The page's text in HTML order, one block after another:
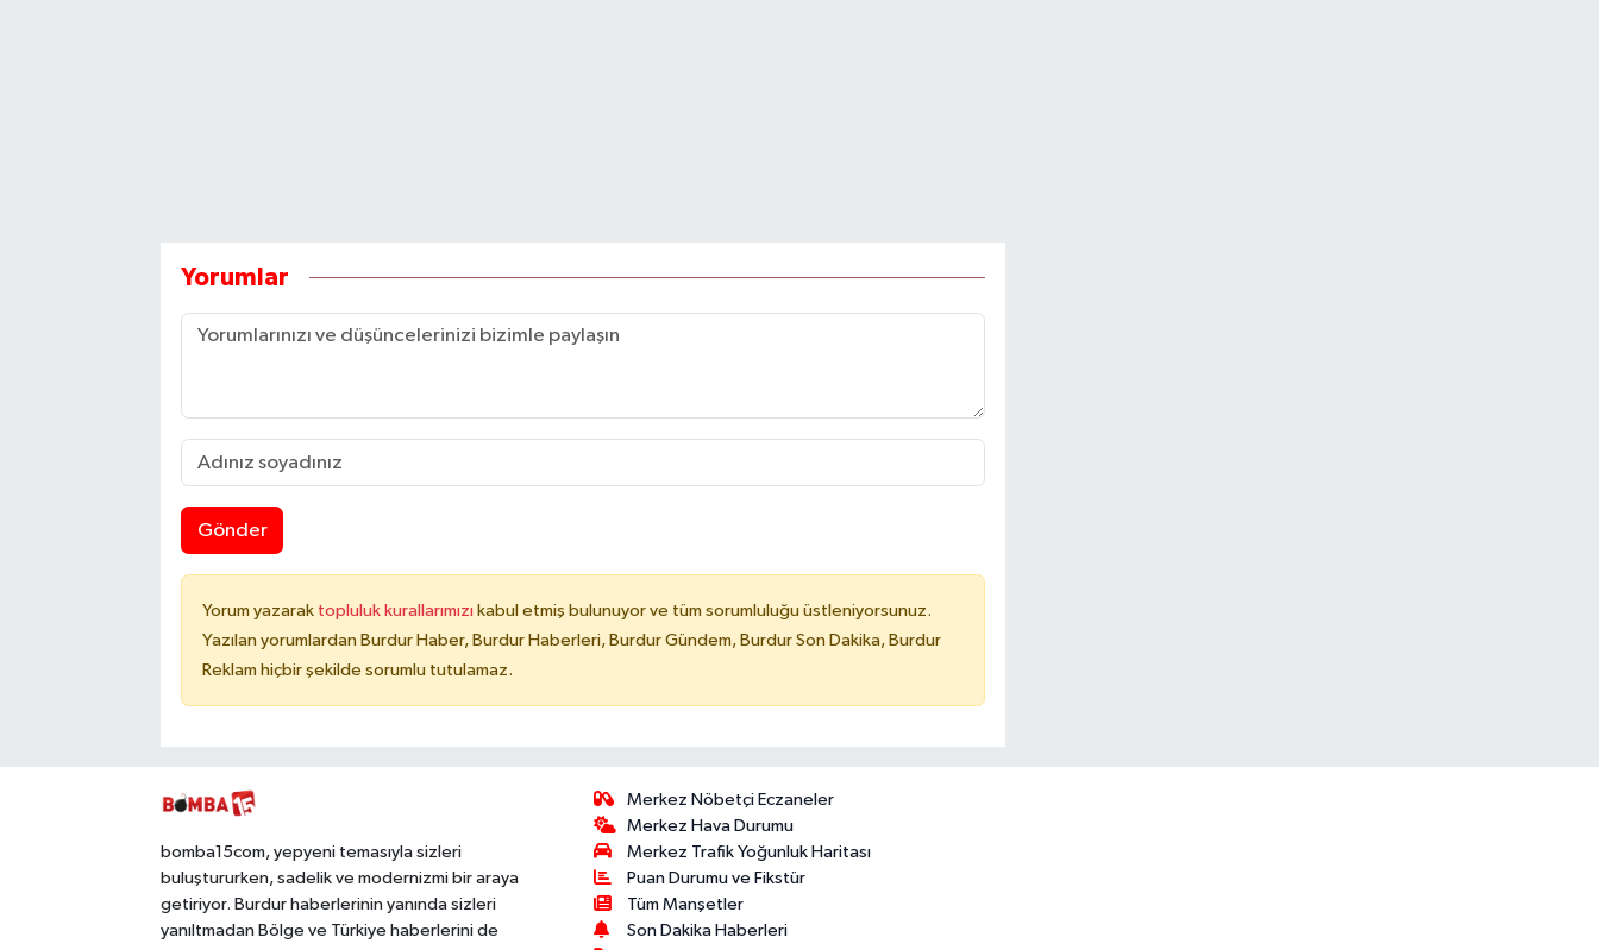
Yorumlar
Gönder
Yorum yazarak topluluk kurallarımızı kabul etmiş bulunuyor ve tüm sorumluluğu üstleniyorsunuz.
Yazılan yorumlardan Burdur Haber, Burdur Haberleri, Burdur Gündem, Burdur Son Dakika, Burdur
Reklam hiçbir şekilde sorumlu tutulamaz.
bomba15com, yepyeni temasıyla sizleri
buluştururken, sadelik ve modernizmi bir araya
getiriyor. Burdur haberlerinin yanında sizleri
yanıltmadan Bölge ve Türkiye haberlerini de
Merkez Nöbetçi Eczaneler
Merkez Hava Durumu
Merkez Trafik Yoğunluk Haritası
Puan Durumu ve Fikstür
Tüm Manşetler
Son Dakika Haberleri